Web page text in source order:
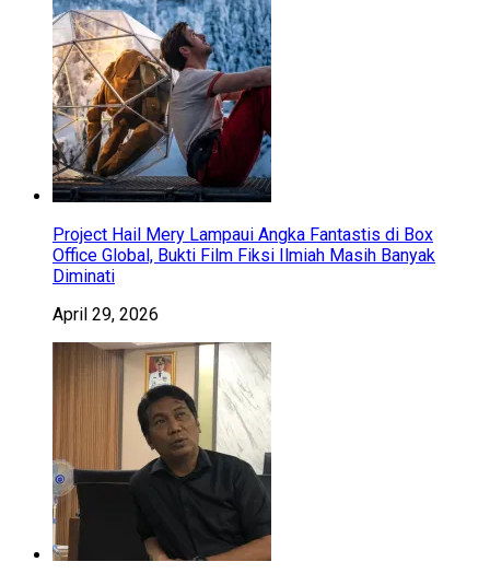
Project Hail Mery Lampaui Angka Fantastis di Box
Office Global, Bukti Film Fiksi Ilmiah Masih Banyak
Diminati
April 29, 2026